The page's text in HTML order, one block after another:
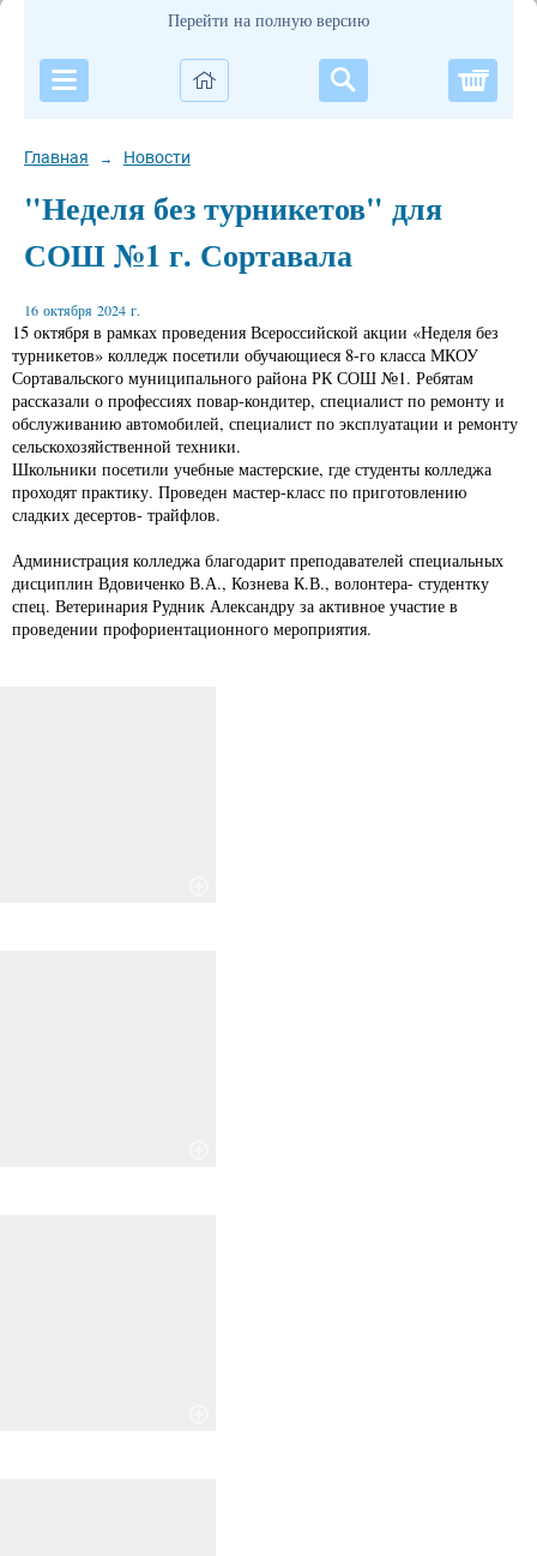
Перейти на полную версию
Главная → Новости
"Неделя без турникетов" для
СОШ №1 г. Сортавала
16 октября 2024 г.
15 октября в рамках проведения Всероссийской акции «Неделя без
турникетов» колледж посетили обучающиеся 8-го класса МКОУ
Сортавальского муниципального района РК СОШ №1. Ребятам
рассказали о профессиях повар-кондитер, специалист по ремонту и
обслуживанию автомобилей, специалист по эксплуатации и ремонту
сельскохозяйственной техники.
Школьники посетили учебные мастерские, где студенты колледжа
проходят практику. Проведен мастер-класс по приготовлению
сладких десертов- трайфлов.
Администрация колледжа благодарит преподавателей специальных
дисциплин Вдовиченко В.А., Кознева К.В., волонтера- студентку
спец. Ветеринария Рудник Александру за активное участие в
проведении профориентационного мероприятия.